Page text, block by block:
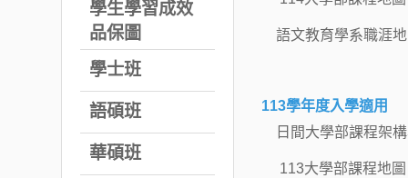
學生學習成效
品保圖
學士班
語碩班
華碩班
語文教育學系職涯地
113學年度入學適用
日間大學部課程架
113大學部課程地圖